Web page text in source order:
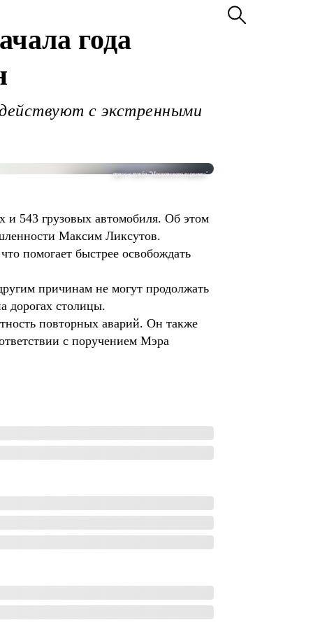
года
с экстренными
пресс-служба "Московского паркинга"
и 543 грузовых автомобиля. Об этом
Максим Ликсутов.
помогает быстрее освобождать
причинам не могут продолжать
дорогах столицы.
повторных аварий. Он также
с поручением Мэра